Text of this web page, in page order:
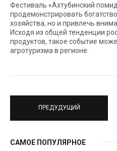
Фестиваль «Ахтубинский
продемонстрировать
хозяйства, но и привлечь
Исходя из общей тенденции
продуктов, такое событие
агротуризма в регионе.
ПРЕДУДУЩИЙ
САМОЕ ПОПУЛЯРНОЕ